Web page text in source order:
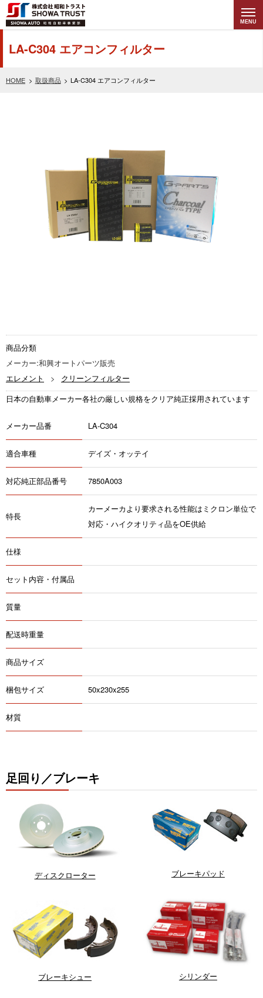
株式会社昭和トラ
スト (SHOWA
MENU
HOME 取扱商品 LA-C304 エアコンフィルター
LA-C304 エアコンフィルター
商品分類
メーカー:和興オートパーツ販売
エレメント
クリーンフィルター
日本の自動車メーカー各社の厳しい規格をクリア純正採用されています
メーカー品番 LA-C304
適合車種 デイズ・オッテイ
対応純正部品番号 7850A003
特長
カーメーカより要求される性能はミクロン単位で
対応・ハイクオリティ品をOE供給
仕様
セット内容・付属品
質量
配送時重量
商品サイズ
梱包サイズ 50x230x255
材質
足回り／ブレーキ
ディスクローター ブレーキパッド
ブレーキシュー シリンダー